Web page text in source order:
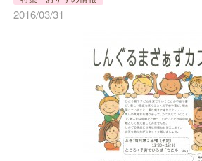
2016/03/31